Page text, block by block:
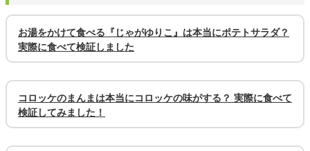
お湯をかけて食べる『じゃがゆりこ』は本当にポテトサラダ？
実際に食べて検証しました
コロッケのまんまは本当にコロッケの味がする？ 実際に食べて
検証してみました！